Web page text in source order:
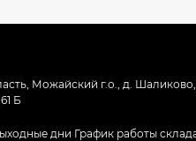
Можайский г.о., д.
Б
дни График работы